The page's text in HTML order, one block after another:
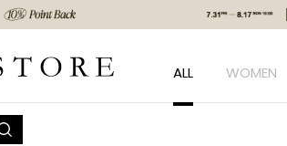
ALL WOMEN